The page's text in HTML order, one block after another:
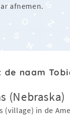
afnemen.
naam
(Nebraska)
(village) in de